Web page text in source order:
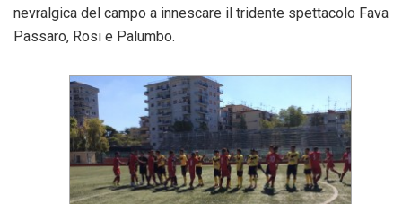
nevralgica del campo a innescare il tridente spettacolo Fava
Passaro, Rosi e Palumbo.